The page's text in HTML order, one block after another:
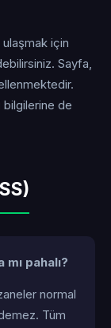
için
Sayfa,
de
pahalı?
normal
Tüm